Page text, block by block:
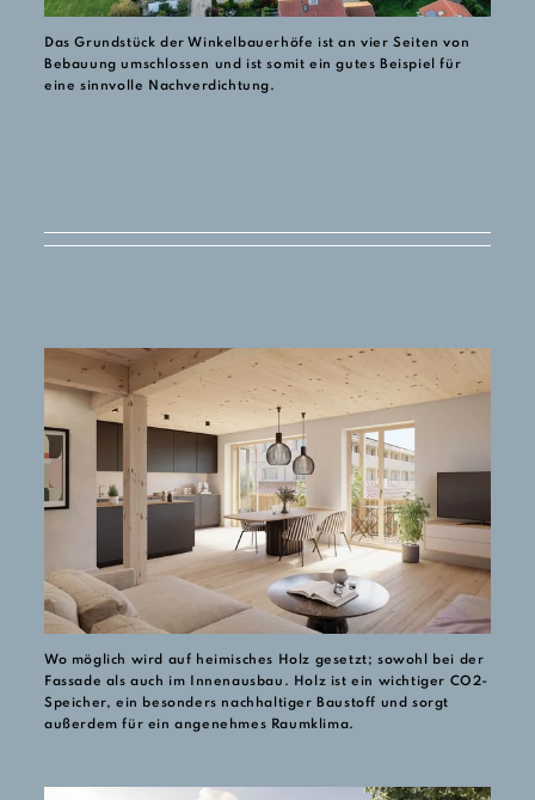
Das Grundstück der Winkelbauerhöfe ist an vier Seiten von
Bebauung umschlossen und ist somit ein gutes Beispiel für
eine sinnvolle Nachverdichtung.
Wo möglich wird auf heimisches Holz gesetzt; sowohl bei der
Fassade als auch im Innenausbau. Holz ist ein wichtiger CO2-
Speicher, ein besonders nachhaltiger Baustoff und sorgt
außerdem für ein angenehmes Raumklima.